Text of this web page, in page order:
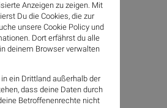
Anzeigen zu zeigen. Mit
Du die Cookies, die zur
unsere Cookie Policy und
Dort erfährst du alle
deinem Browser verwalten
ein Drittland außerhalb der
dass deine Daten durch
Betroffenenrechte nicht